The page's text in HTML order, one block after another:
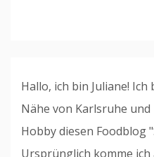
Hallo, ich bin Juliane!
Nähe von Karlsruhe
Hobby diesen Foodblog
Ursprünglich komme